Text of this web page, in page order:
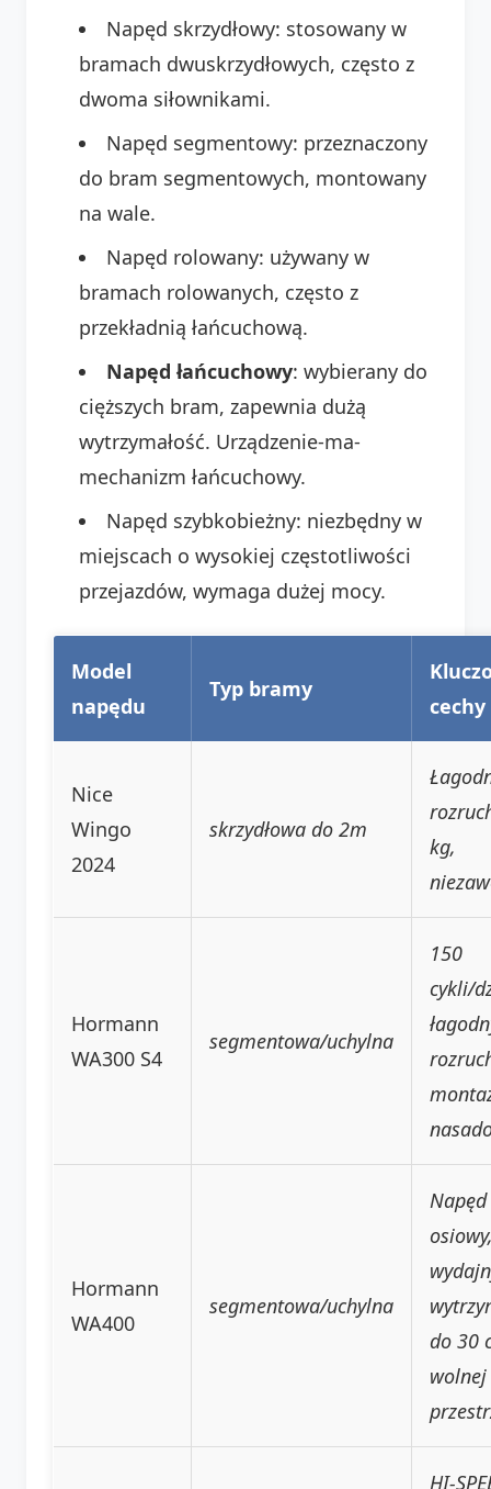
Napęd skrzydłowy: stosowany w
bramach dwuskrzydłowych, często z
dwoma siłownikami.
Napęd segmentowy: przeznaczony
do bram segmentowych, montowany
na wale.
Napęd rolowany: używany w
bramach rolowanych, często z
przekładnią łańcuchową.
Napęd łańcuchowy: wybierany do
cięższych bram, zapewnia dużą
wytrzymałość. Urządzenie-ma-
mechanizm łańcuchowy.
Napęd szybkobieżny: niezbędny w
miejscach o wysokiej częstotliwości
przejazdów, wymaga dużej mocy.
Model
napędu
Typ bramy
cechy
Nice
Wingo
2024
skrzydłowa do 2m
kg,
Hormann
WA300 S4
segmentowa/uchylna
150
cykli/
Hormann
WA400
segmentowa/uchylna
Napęd
do 30
wolnej
HI-